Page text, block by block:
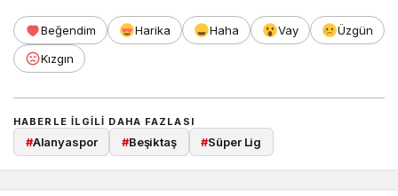
Beğendim Harika Haha Vay
Üzgün
Kızgın
HABERLE ILGILI DAHA FAZLASI
#Alanyaspor #Beşiktaş #Süper Lig